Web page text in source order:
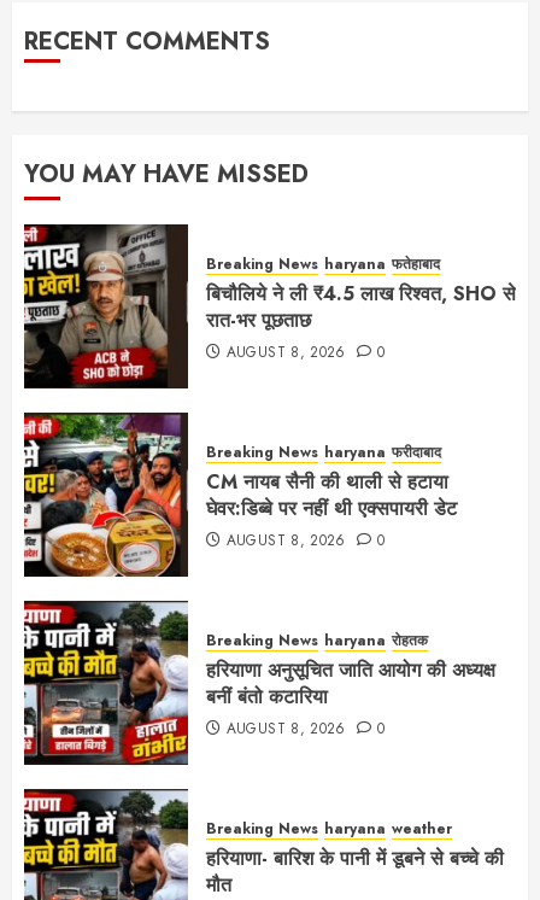
RECENT COMMENTS
YOU MAY HAVE MISSED
Breaking News haryana फतेहाबाद
बिचौलिये ने ली ₹4.5 लाख रिश्वत, SHO से
रात-भर पूछताछ
AUGUST 8, 2026 0
Breaking News haryana फरीदाबाद
CM नायब सैनी की थाली से हटाया
घेवर:डिब्बे पर नहीं थी एक्सपायरी डेट
AUGUST 8, 2026 0
Breaking News haryana रोहतक
हरियाणा अनुसूचित जाति आयोग की अध्यक्ष
बनीं बंतो कटारिया
AUGUST 8, 2026 0
Breaking News haryana weather
हरियाणा- बारिश के पानी में डूबने से बच्चे की
मौत